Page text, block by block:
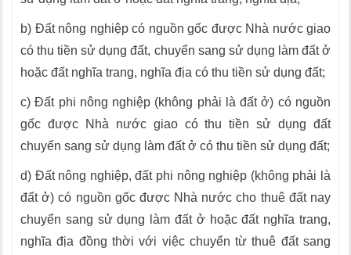
b) Đất nông nghiệp có nguồn gốc được Nhà nước giao
có thu tiền sử dụng đất, chuyển sang sử dụng làm đất ở
hoặc đất nghĩa trang, nghĩa địa có thu tiền sử dụng đất;
c) Đất phi nông nghiệp (không phải là đất ở) có nguồn
gốc được Nhà nước giao có thu tiền sử dụng đất
chuyển sang sử dụng làm đất ở có thu tiền sử dụng đất;
d) Đất nông nghiệp, đất phi nông nghiệp (không phải là
đất ở) có nguồn gốc được Nhà nước cho thuê đất nay
chuyển sang sử dụng làm đất ở hoặc đất nghĩa trang,
nghĩa địa đồng thời với việc chuyển từ thuê đất sang